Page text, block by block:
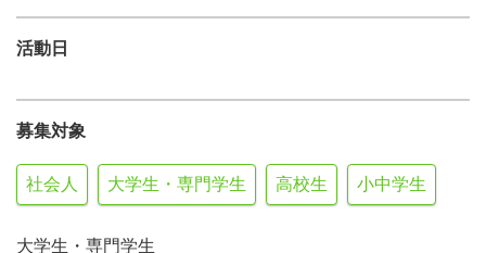
活動日
募集対象
社会人 大学生・専門学生 高校生 小中学生
大学生・専門学生